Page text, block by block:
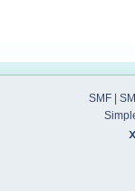
SMF|